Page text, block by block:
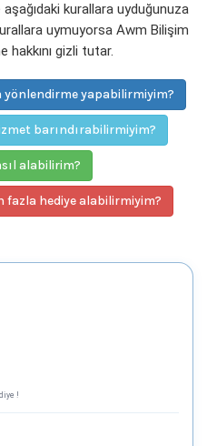
kurallara uyduğunuza
uymuyorsa Awm Bilişim
gizli tutar.
yapabilirmiyim?
barındırabilirmiyim?
alabilirim?
fazla hediye alabilirmiyim?
!